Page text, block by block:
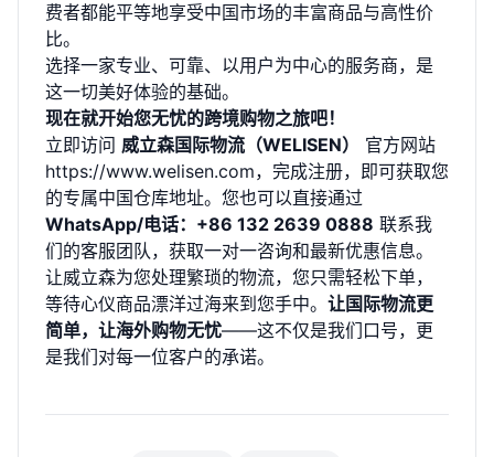
费者都能平等地享受中国市场的丰富商品与高性价
比。
选择一家专业、可靠、以用户为中心的服务商，是
这一切美好体验的基础。
现在就开始您无忧的跨境购物之旅吧！
立即访问 威立森国际物流（WELISEN）
官方网站
https://www.welisen.com，完成注册，即可获取您
的专属中国仓库地址。您也可以直接通过
WhatsApp/电话：+86 132 2639 0888 联系我
们的客服团队，获取一对一咨询和最新优惠信息。
让威立森为您处理繁琐的物流，您只需轻松下单，
等待心仪商品漂洋过海来到您手中。 让国际物流更
简单，让海外购物无忧——这不仅是我们口号，更
是我们对每一位客户的承诺。